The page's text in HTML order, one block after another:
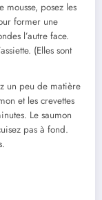
posez les
former une
l’autre face.
(Elles sont
un peu de matière
et les crevettes
Le saumon
pas à fond.